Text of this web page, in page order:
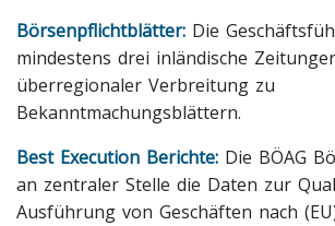
Börsenpflichtblätter: Die
mindestens drei inländische
überregionaler Verbreitung zu
Bekanntmachungsblättern.
Best Execution Berichte: Die BÖAG
an zentraler Stelle die Daten zur
Ausführung von Geschäften nach